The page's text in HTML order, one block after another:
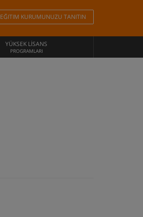
EĞITIM KURUMUNUZU TANITIN
YÜKSEK LISANS
PROGRAMLARI